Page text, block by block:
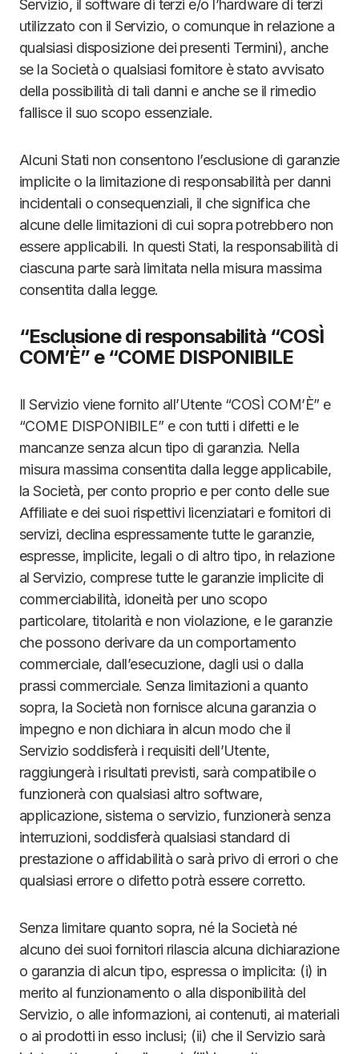
Servizio, il software di terzi e/o l’hardware di terzi
utilizzato con il Servizio, o comunque in relazione a
qualsiasi disposizione dei presenti Termini), anche
se la Società o qualsiasi fornitore è stato avvisato
della possibilità di tali danni e anche se il rimedio
fallisce il suo scopo essenziale.
Alcuni Stati non consentono l’esclusione di garanzie
implicite o la limitazione di responsabilità per danni
incidentali o consequenziali, il che significa che
alcune delle limitazioni di cui sopra potrebbero non
essere applicabili. In questi Stati, la responsabilità di
ciascuna parte sarà limitata nella misura massima
consentita dalla legge.
“Esclusione di responsabilità “COSÌ
COM’È” e “COME DISPONIBILE
Il Servizio viene fornito all’Utente “COSÌ COM’È” e
“COME DISPONIBILE” e con tutti i difetti e le
mancanze senza alcun tipo di garanzia. Nella
misura massima consentita dalla legge applicabile,
la Società, per conto proprio e per conto delle sue
Affiliate e dei suoi rispettivi licenziatari e fornitori di
servizi, declina espressamente tutte le garanzie,
espresse, implicite, legali o di altro tipo, in relazione
al Servizio, comprese tutte le garanzie implicite di
commerciabilità, idoneità per uno scopo
particolare, titolarità e non violazione, e le garanzie
che possono derivare da un comportamento
commerciale, dall’esecuzione, dagli usi o dalla
prassi commerciale. Senza limitazioni a quanto
sopra, la Società non fornisce alcuna garanzia o
impegno e non dichiara in alcun modo che il
Servizio soddisferà i requisiti dell’Utente,
raggiungerà i risultati previsti, sarà compatibile o
funzionerà con qualsiasi altro software,
applicazione, sistema o servizio, funzionerà senza
interruzioni, soddisferà qualsiasi standard di
prestazione o affidabilità o sarà privo di errori o che
qualsiasi errore o difetto potrà essere corretto.
Senza limitare quanto sopra, né la Società né
alcuno dei suoi fornitori rilascia alcuna dichiarazione
o garanzia di alcun tipo, espressa o implicita: (i) in
merito al funzionamento o alla disponibilità del
Servizio, o alle informazioni, ai contenuti, ai materiali
o ai prodotti in esso inclusi; (ii) che il Servizio sarà